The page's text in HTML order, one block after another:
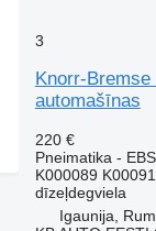
3
Knorr-
automašīnas
220 €
Pneimatika -
K000089
dīzeļdegviela
Igaunija,